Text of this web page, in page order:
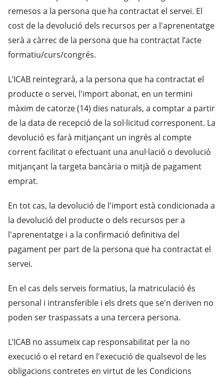
remesos a la persona que ha contractat el servei. El
cost de la devolució dels recursos per a l'aprenentatge
serà a càrrec de la persona que ha contractat l’acte
formatiu/curs/congrés.
L’ICAB reintegrarà, a la persona que ha contractat el
producte o servei, l'import abonat, en un termini
màxim de catorze (14) dies naturals, a comptar a partir
de la data de recepció de la sol·licitud corresponent. La
devolució es farà mitjançant un ingrés al compte
corrent facilitat o efectuant una anul·lació o devolució
mitjançant la targeta bancària o mitjà de pagament
emprat.
En tot cas, la devolució de l'import està condicionada a
la devolució del producte o dels recursos per a
l'aprenentatge i a la confirmació definitiva del
pagament per part de la persona que ha contractat el
servei.
En el cas dels serveis formatius, la matriculació és
personal i intransferible i els drets que se'n deriven no
poden ser traspassats a una tercera persona.
L’ICAB no assumeix cap responsabilitat per la no
execució o el retard en l'execució de qualsevol de les
obligacions contretes en virtut de les Condicions